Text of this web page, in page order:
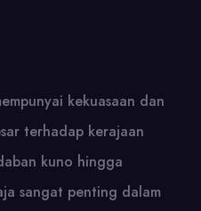
kekuasaan dan
terhadap kerajaan
kuno hingga
sangat penting dalam